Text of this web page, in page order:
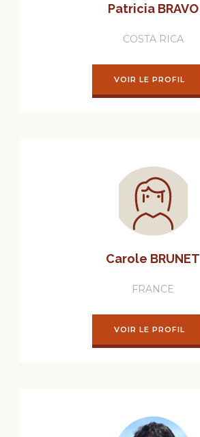
Patricia BRAVO
COSTA RICA
VOIR LE PROFIL
Carole BRUNET
FRANCE
VOIR LE PROFIL